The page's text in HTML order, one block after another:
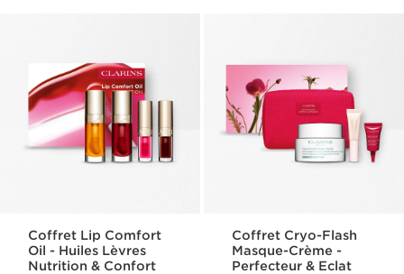
Coffret Lip Comfort
Oil - Huiles Lèvres
Nutrition & Confort
Coffret Cryo-Flash
Masque-Crème -
Perfecteur & Eclat